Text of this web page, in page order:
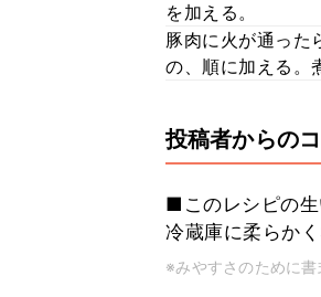
を加える。
豚肉に火が通った
の、順に加える。
投稿者からの
■このレシピの生
冷蔵庫に柔らか
※みやすさのために書